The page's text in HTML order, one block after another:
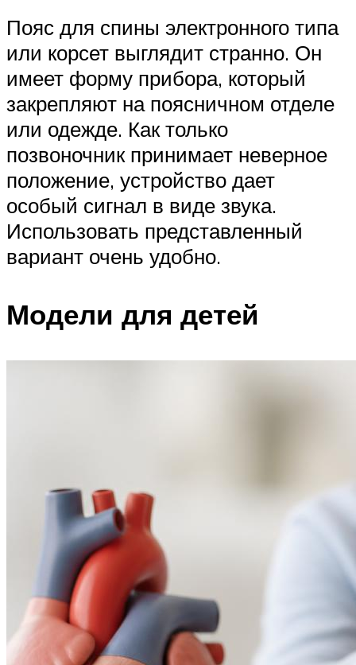
Пояс для спины электронного типа
или корсет выглядит странно. Он
имеет форму прибора, который
закрепляют на поясничном отделе
или одежде. Как только
позвоночник принимает неверное
положение, устройство дает
особый сигнал в виде звука.
Использовать представленный
вариант очень удобно.
Модели для детей